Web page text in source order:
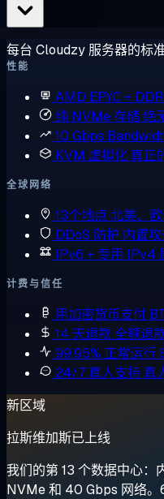
每台 Cloudzy 服务器的标
性能
AMD EPYC +
纯 NVMe 存储绝
10 Gbps
KVM 虚拟化 真正
全球网络
13个地点 北美、
DDoS 防护 内置
IPv6 + 专用 IPv4
计费与信任
用加密货币支付
14 天退款全额退
99.95% 正常运行
24/7 真人支持 真
新区域
拉斯维加斯已上线
我们的第 13 个数据中心：
NVMe 和 40 Gbps 网络。